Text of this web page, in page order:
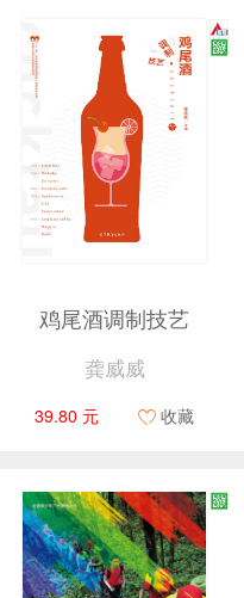
鸡尾酒调制技艺
龚威威
39.80 元 收藏